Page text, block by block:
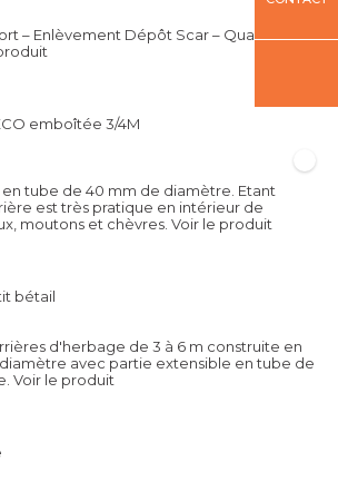
– Enlèvement Dépôt Scar – Quantité
emboîtée 3/4M
tube de 40 mm de diamètre. Etant
est très pratique en intérieur de
moutons et chèvres. Voir le produit
bétail
d'herbage de 3 à 6 m construite en
avec partie extensible en tube de
Voir le produit